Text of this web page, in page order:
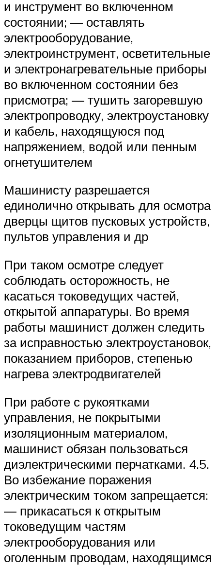
и инструмент во включенном
состоянии; — оставлять
электрооборудование,
электроинструмент, осветительные
и электронагревательные приборы
во включенном состоянии без
присмотра; — тушить загоревшую
электропроводку, электроустановку
и кабель, находящуюся под
напряжением, водой или пенным
огнетушителем
Машинисту разрешается
единолично открывать для осмотра
дверцы щитов пусковых устройств,
пультов управления и др
При таком осмотре следует
соблюдать осторожность, не
касаться токоведущих частей,
открытой аппаратуры. Во время
работы машинист должен следить
за исправностью электроустановок,
показанием приборов, степенью
нагрева электродвигателей
При работе с рукоятками
управления, не покрытыми
изоляционным материалом,
машинист обязан пользоваться
диэлектрическими перчатками. 4.5.
Во избежание поражения
электрическим током запрещается:
— прикасаться к открытым
токоведущим частям
электрооборудования или
оголенным проводам, находящимся